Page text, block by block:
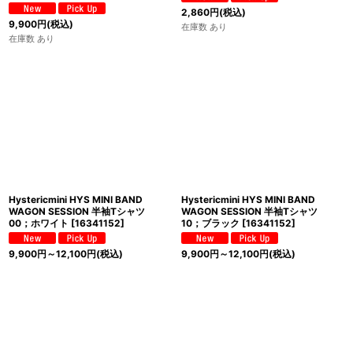
9,900円(税込)
在庫数 あり
2,860円(税込)
在庫数 あり
Hystericmini HYS MINI BAND
WAGON SESSION 半袖Tシャツ
00；ホワイト [16341152]
9,900円 ～12,100円(税込)
Hystericmini HYS MINI BAND
WAGON SESSION 半袖Tシャツ
10；ブラック [16341152]
9,900円 ～12,100円(税込)